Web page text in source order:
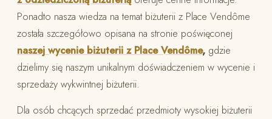
Ponadto nasza wiedza na temat biżuterii z Place Vendôme
została szczegółowo opisana na stronie poświęconej
naszej wycenie biżuterii z Place Vendôme, gdzie
dzielimy się naszym unikalnym doświadczeniem w wycenie i
sprzedaży wykwintnej biżuterii.
Dla osób chcących sprzedać przedmioty wysokiej biżuterii